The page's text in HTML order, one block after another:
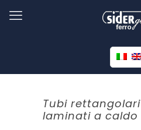
Tubi rettangolari
laminati a caldo